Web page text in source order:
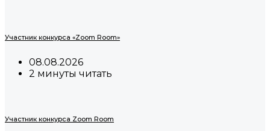
Участник конкурса «Zoom Room»
08.08.2026
2 минуты читать
Участник конкурса Zoom Room